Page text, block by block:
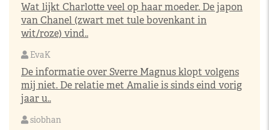
Wat lijkt Charlotte veel op haar moeder. De japon
van Chanel (zwart met tule bovenkant in
wit/roze) vind..
EvaK
De informatie over Sverre Magnus klopt volgens
mij niet. De relatie met Amalie is sinds eind vorig
jaar u..
siobhan